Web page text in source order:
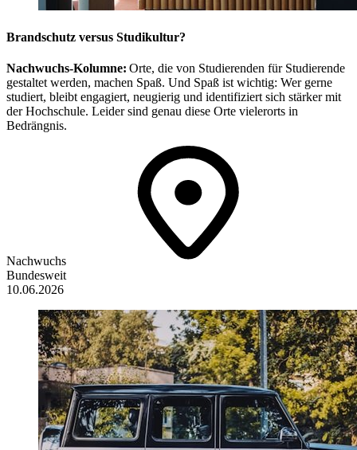
Brandschutz versus Studikultur?
Nachwuchs-Kolumne: Orte, die von Studierenden für Studierende
gestaltet werden, machen Spaß. Und Spaß ist wichtig: Wer gerne
studiert, bleibt engagiert, neugierig und identifiziert sich stärker mit
der Hochschule. Leider sind genau diese Orte vielerorts in
Bedrängnis.
Nachwuchs
Bundesweit
10.06.2026